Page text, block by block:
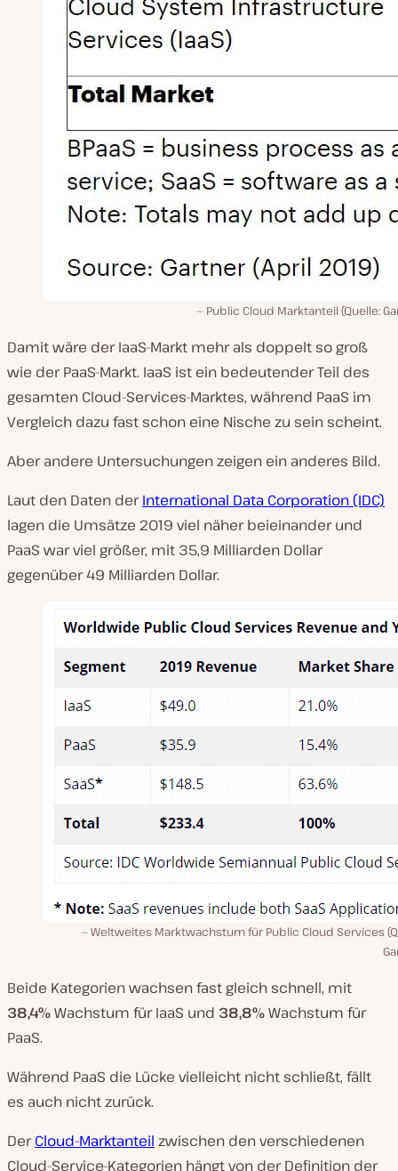
Public Cloud Marktanteil (Quelle:
Damit wäre der IaaS-Markt mehr als doppelt so groß
wie der PaaS-Markt. IaaS ist ein bedeutender Teil des
gesamten Cloud-Services-Marktes, während PaaS im
Vergleich dazu fast schon eine Nische zu sein scheint.
Aber andere Untersuchungen zeigen ein anderes Bild.
Laut den Daten derInternational Data Corporation (IDC)
lagen die Umsätze 2019 viel näher beieinander und
PaaS war viel größer, mit 35,9 Milliarden Dollar
gegenüber 49 Milliarden Dollar.
Weltweites Marktwachstum für Public Cloud Services
Beide Kategorien wachsen fast gleich schnell, mit
38,4%Wachstum für IaaS und 38,8%Wachstum für
PaaS.
Während PaaS die Lücke vielleicht nicht schließt, fällt
es auch nicht zurück.
DerCloud-Marktanteil zwischen den verschiedenen
Cloud-Service-Kategorien hängt von der Definition der